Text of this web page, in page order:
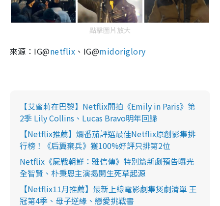
點擊圖片放大
來源：IG@netflix 、IG@midoriglory
【艾蜜莉在巴黎】Netflix開拍《Emily in Paris》第
2季 Lily Collins、Lucas Bravo明年回歸
【Netflix推薦】爛番茄評選最佳Netflix原創影集排
行榜！《后翼棄兵》獲100%好評只排第2位
Netflix《屍戰朝鮮：雅信傳》特別篇新劇預告曝光
全智賢、朴秉恩主演揭開生死草起源
【Netflix11月推薦】最新上線電影劇集煲劇清單 王
冠第4季、母子逆緣、戀愛挑戰書